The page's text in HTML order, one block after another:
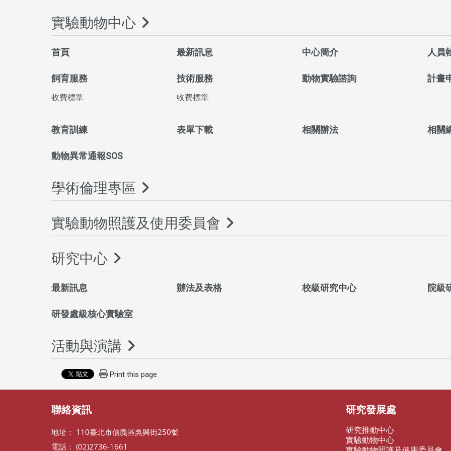
實驗動物中心
首頁 最新訊息 中心簡介 人員
飼育服務
收費標準
技術服務
收費標準
動物實驗諮詢 計畫
教育訓練 表單下載 相關辦法 相關
動物異常通報SOS
學術倫理專區
實驗動物照護及使用委員會
研究中心
最新訊息 辦法及表格 校級研究中心 院級
研發處級核心實驗室
活動與演講
Print this page
聯絡資訊
地址： 110臺北市信義區吳興街250號
電話： (02)2736-1661
研究發展處
研究推動中心
實驗動物中心